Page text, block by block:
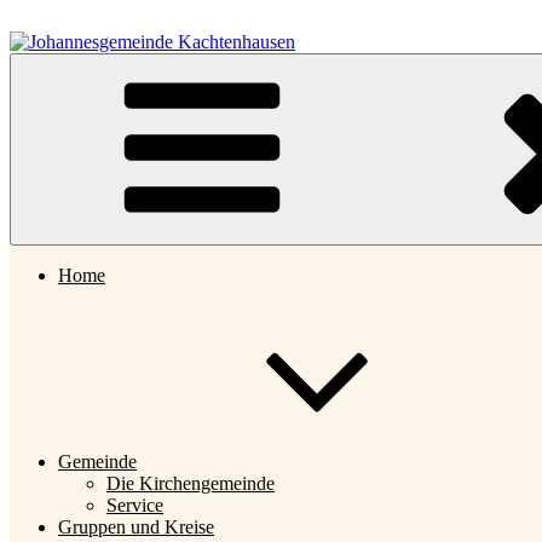
Inhalt
springen
Johannesgemeinde Kachtenhausen
Home
Gemeinde
Die Kirchengemeinde
Service
Gruppen und Kreise